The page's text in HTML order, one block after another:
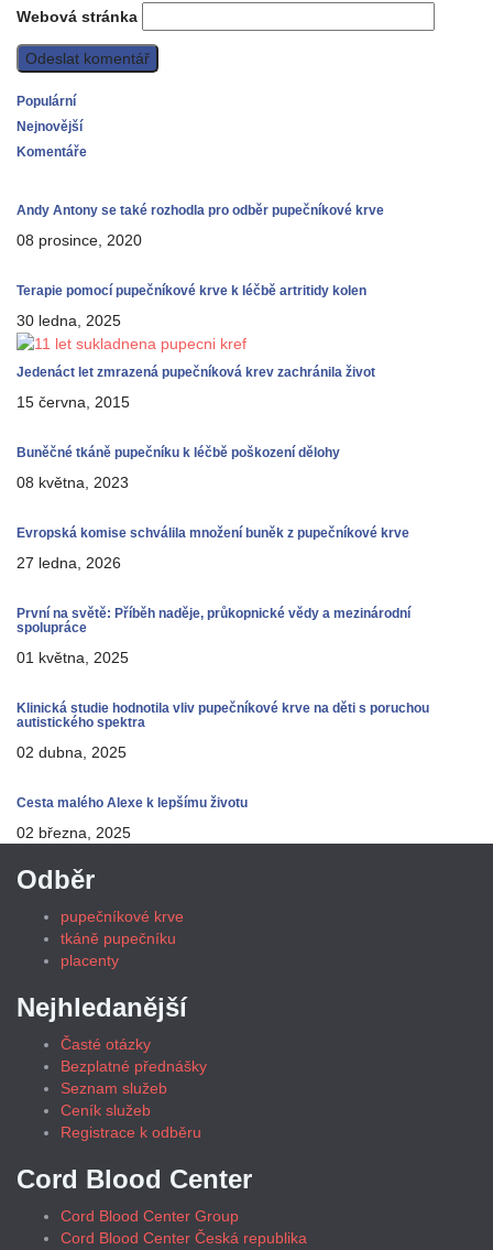
Webová stránka
Populární
Nejnovější
Komentáře
Andy Antony se také rozhodla pro odběr pupečníkové krve
08 prosince, 2020
Terapie pomocí pupečníkové krve k léčbě artritidy kolen
30 ledna, 2025
Jedenáct let zmrazená pupečníková krev zachránila život
15 června, 2015
Buněčné tkáně pupečníku k léčbě poškození dělohy
08 května, 2023
Evropská komise schválila množení buněk z pupečníkové krve
27 ledna, 2026
První na světě: Příběh naděje, průkopnické vědy a mezinárodní
spolupráce
01 května, 2025
Klinická studie hodnotila vliv pupečníkové krve na děti s poruchou
autistického spektra
02 dubna, 2025
Cesta malého Alexe k lepšímu životu
02 března, 2025
Odběr
pupečníkové krve
tkáně pupečníku
placenty
Nejhledanější
Časté otázky
Bezplatné přednášky
Seznam služeb
Ceník služeb
Registrace k odběru
Cord Blood Center
Cord Blood Center Group
Cord Blood Center Česká republika